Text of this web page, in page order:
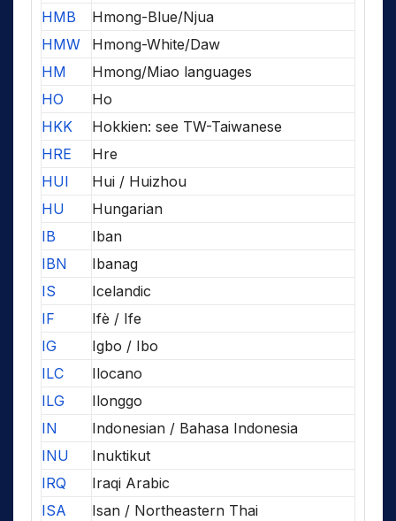
HMB
Hmong-Blue/Njua
HMW
Hmong-White/Daw
HM
Hmong/Miao languages
HO
Ho
HKK
Hokkien: see TW-Taiwanese
HRE
Hre
HUI
Hui / Huizhou
HU
Hungarian
IB
Iban
IBN
Ibanag
IS
Icelandic
IF
Ifè / Ife
IG
Igbo / Ibo
ILC
Ilocano
ILG
Ilonggo
IN
Indonesian / Bahasa Indonesia
INU
Inuktikut
IRQ
Iraqi Arabic
ISA
Isan / Northeastern Thai